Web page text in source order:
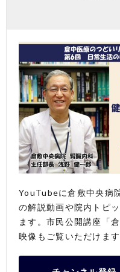
YouTubeに倉敷中央病
の解説動画や院内トピ
ます。市民公開講座「
映像もご覧いただけます